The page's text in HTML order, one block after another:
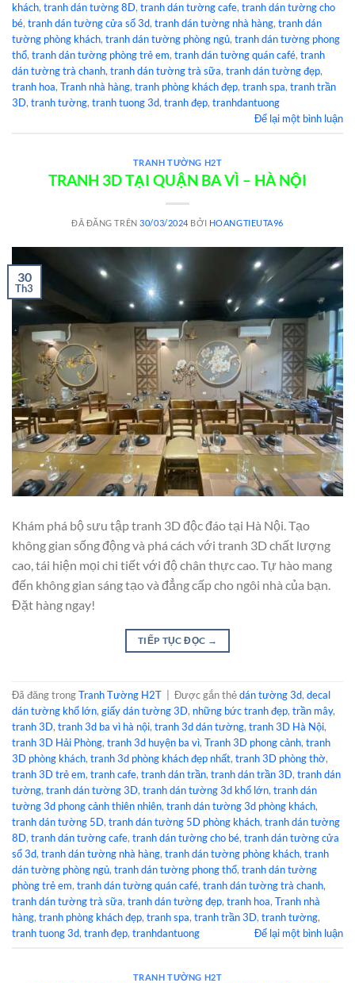
khách, tranh dán tường 8D, tranh dán tường cafe, tranh dán tường cho
bé, tranh dán tường cửa sổ 3d, tranh dán tường nhà hàng, tranh dán
tường phòng khách, tranh dán tường phòng ngủ, tranh dán tường phong
thổ, tranh dán tường phòng trẻ em, tranh dán tường quán café, tranh
dán tường trà chanh, tranh dán tường trà sữa, tranh dán tường đẹp,
tranh hoa, Tranh nhà hàng, tranh phòng khách đẹp, tranh spa, tranh trần
3D, tranh tường, tranh tuong 3d, tranh đẹp, tranhdantuong
Để lại một bình luận
TRANH TƯỜNG H2T
TRANH 3D TẠI QUẬN BA VÌ – HÀ NỘI
ĐÃ ĐĂNG TRÊN30/03/2024 BỞI HOANGTIEUTA96
30
Th3
Khám phá bộ sưu tập tranh 3D độc đáo tại Hà Nội. Tạo
không gian sống động và phá cách với tranh 3D chất lượng
cao, tái hiện mọi chi tiết với độ chân thực cao. Tự hào mang
đến không gian sáng tạo và đẳng cấp cho ngôi nhà của bạn.
Đặt hàng ngay!
TIẾP TỤC ĐỌC →
Đã đăng trongTranh Tường H2T Được gắn thẻdán tường 3d, decal
dán tường khổ lớn, giấy dán tường 3D, những bức tranh đẹp, trần mây,
tranh 3D, tranh 3d ba vì hà nội, tranh 3d dán tường, tranh 3D Hà Nội,
tranh 3D Hải Phòng, tranh 3d huyện ba vì, Tranh 3D phong cảnh, tranh
3D phòng khách, tranh 3d phòng khách đẹp nhất, tranh 3D phòng thờ,
tranh 3D trẻ em, tranh cafe, tranh dán trần, tranh dán trần 3D, tranh dán
tường, tranh dán tường 3D, tranh dán tường 3d khổ lớn, tranh dán
tường 3d phong cảnh thiên nhiên, tranh dán tường 3d phòng khách,
tranh dán tường 5D, tranh dán tường 5D phòng khách, tranh dán tường
8D, tranh dán tường cafe, tranh dán tường cho bé, tranh dán tường cửa
sổ 3d, tranh dán tường nhà hàng, tranh dán tường phòng khách, tranh
dán tường phòng ngủ, tranh dán tường phong thổ, tranh dán tường
phòng trẻ em, tranh dán tường quán café, tranh dán tường trà chanh,
tranh dán tường trà sữa, tranh dán tường đẹp, tranh hoa, Tranh nhà
hàng, tranh phòng khách đẹp, tranh spa, tranh trần 3D, tranh tường,
tranh tuong 3d, tranh đẹp, tranhdantuong Để lại một bình luận
TRANH TƯỜNG H2T